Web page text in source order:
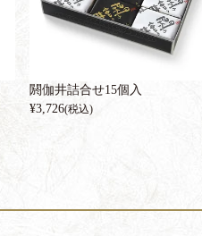
閼伽井詰合せ15個入
¥3,726(税込)